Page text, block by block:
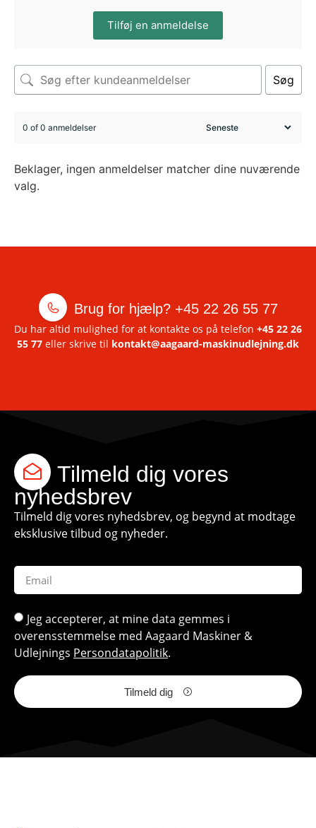
Tilføj en anmeldelse
Søg
0 of 0 anmeldelser
Beklager, ingen anmeldelser matcher dine nuværende
valg.
Brug for hjælp? +45 22 26 55 77
Du har altid mulighed for at kontakte os på telefon +45 22 26
55 77 eller skrive til kontakt@aagaard-maskinudlejning.dk
Tilmeld dig vores
nyhedsbrev
Tilmeld dig vores nyhedsbrev, og begynd at modtage
eksklusive tilbud og nyheder.
Jeg accepterer, at mine data gemmes i
overensstemmelse med Aagaard Maskiner &
Udlejnings Persondatapolitik.
Tilmeld dig